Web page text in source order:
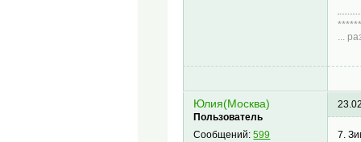
...
Юлия(Москва)
Пользователь
Сообщений:599
7.